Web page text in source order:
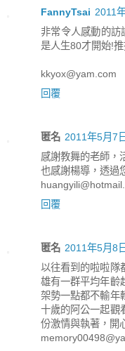
FannyTsai 2011
非常令人感動的
是人生80才開始!
kkyox@yam.com
回覆
匿名 2011年5月7
感謝教舞的老師，
也感謝楊導，透過
回覆
匿名 2011年5月8
以往看到的啦啦隊
雄有一群平均年齡
架勢一點都不輸年
十歲的阿公一起觀
份激情與執著，開